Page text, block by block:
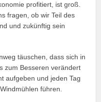
profitiert, ist groß.
fragen, ob wir Teil des
und zukünftig sein
täuschen, dass sich in
zum Besseren verändert
aufgeben und jeden Tag
führen.